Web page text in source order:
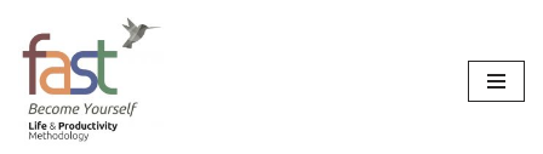
Saltar
al
contenido